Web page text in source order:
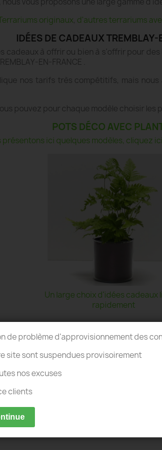
originaux, d'autres terrariums
IDÉES DE CADEAUX
cadeaux à offrir ou bien à s'offrir pour
EN-FRANCE .
nos tarifs très compétitifs, mais nous
pouvez pour chaque modèle choisir les
POTS DÉCO AVEC
présentons ici quelques modèles, cliquez
Un large choix d'idées cadeaux
rapidement
de problème d'approvisionnement des
site sont suspendues provisoirement
nos excuses
clients